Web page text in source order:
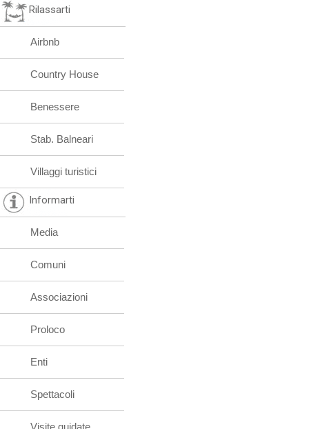
Rilassarti
Airbnb
Country House
Benessere
Stab. Balneari
Villaggi turistici
Informarti
Media
Comuni
Associazioni
Proloco
Enti
Spettacoli
Visite guidate